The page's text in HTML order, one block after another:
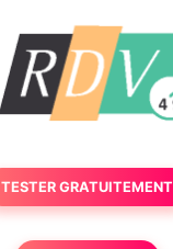
TESTER GRATUITEMENT